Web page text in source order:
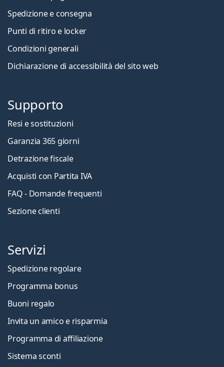
Spedizione e consegna
Punti di ritiro e locker
Condizioni generali
Dichiarazione di accessibilità del sito web
Supporto
Resi e sostituzioni
Garanzia 365 giorni
Detrazione fiscale
Acquisti con Partita IVA
FAQ - Domande frequenti
Sezione clienti
Servizi
Spedizione regolare
Programma bonus
Buoni regalo
Invita un amico e risparmia
Programma di affiliazione
Sistema sconti